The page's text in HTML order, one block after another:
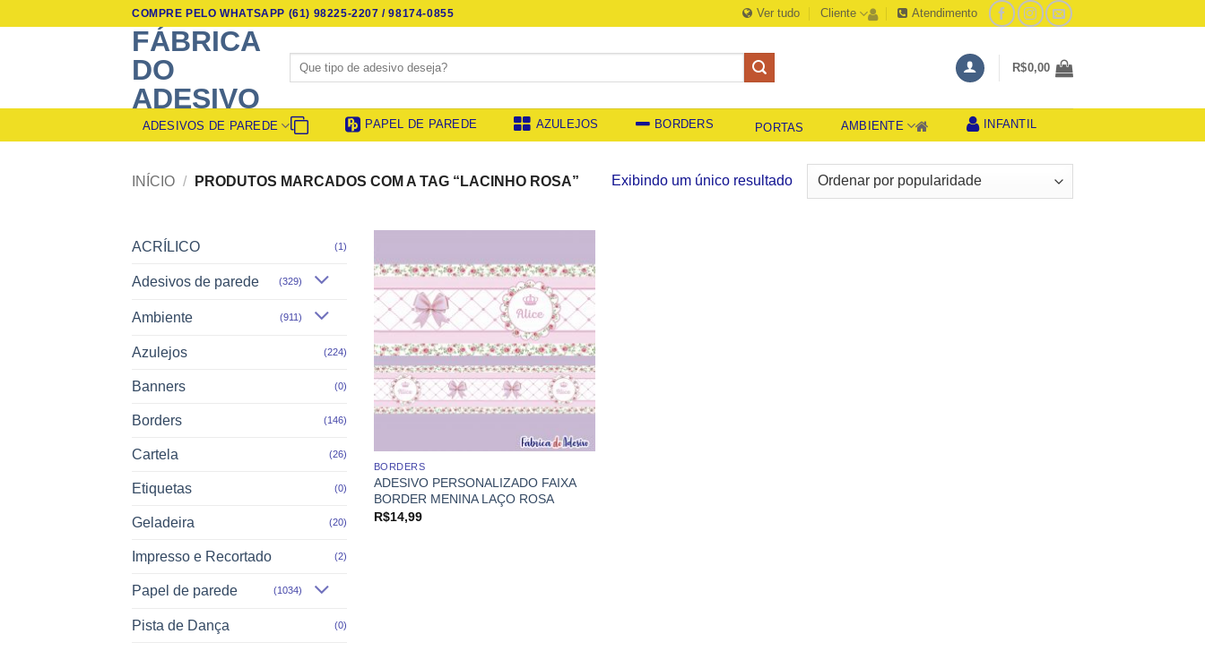
COMPRE PELO WHATSAPP (61) 98225-2207 / 98174-0855 Ver tudo Cliente Atendimento
FÁBRICA
DO
ADESIVO
Pesquisar
por:
R$0,00
ADESIVOS DE PAREDE PAPEL DE PAREDE AZULEJOS BORDERS PORTAS AMBIENTE INFANTIL
INÍCIO / PRODUTOS MARCADOS COM A TAG “LACINHO ROSA” Exibindo um único resultado
ACRÍLICO (1)
Adesivos de parede (329)
Ambiente (911)
Azulejos (224)
Banners (0)
Borders (146)
Cartela (26)
Etiquetas (0)
Geladeira (20)
Impresso e Recortado (2)
Papel de parede (1034)
Pista de Dança (0)
BORDERS
ADESIVO PERSONALIZADO FAIXA
BORDER MENINA LAÇO ROSA
R$14,99